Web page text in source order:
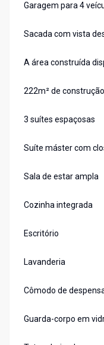
Garagem para 4
Sacada com vista
A área construída
222m² de construção
3 suítes espaçosas
Suíte máster com
Sala de estar ampla
Cozinha integrada
Escritório
Lavanderia
Cômodo de
Guarda-corpo em